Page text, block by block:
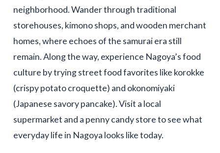
neighborhood. Wander through traditional
storehouses, kimono shops, and wooden merchant
homes, where echoes of the samurai era still
remain. Along the way, experience Nagoya’s food
culture by trying street food favorites like korokke
(crispy potato croquette) and okonomiyaki
(Japanese savory pancake). Visit a local
supermarket and a penny candy store to see what
everyday life in Nagoya looks like today.